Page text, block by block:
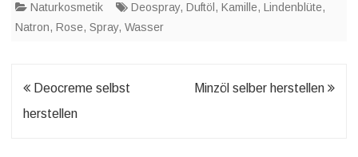
Naturkosmetik Deospray, Duftöl , Kamille, Lindenblüte,
Natron, Rose, Spray, Wasser
Beitragsnavigation
Deocreme selbst
herstellen
Minzöl selber herstellen